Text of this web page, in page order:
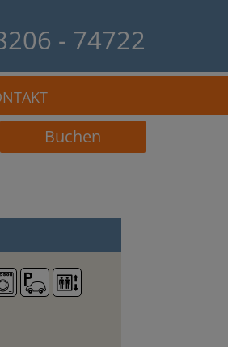
- 74722
Buchen